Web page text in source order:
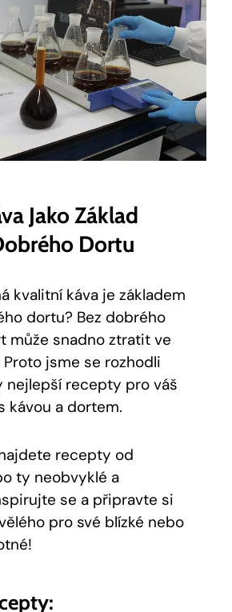
Jako Základ
Dortu
kvalitní káva je základem
dortu? Bez dobrého
může snadno ztratit ve
jsme se rozhodli
nejlepší recepty pro váš
kávou a dortem.
recepty od
ty neobvyklé a
se a připravte si
pro své blízké nebo